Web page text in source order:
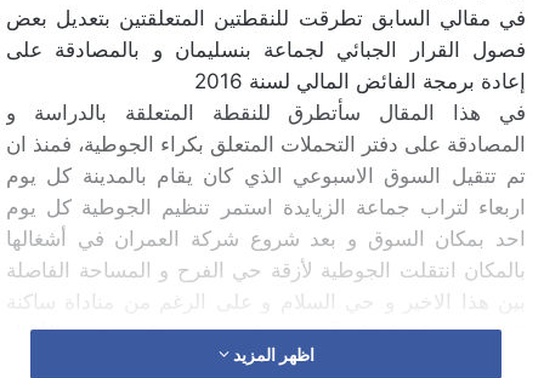
في مقالي السابق تطرقت للنقطتين المتعلقتين بتعديل بعض
فصول القرار الجبائي لجماعة بنسليمان و بالمصادقة على
إعادة برمجة الفائض المالي لسنة 2016
في هذا المقال سأتطرق للنقطة المتعلقة بالدراسة و
المصادقة على دفتر التحملات المتعلق بكراء الجوطية، فمنذ ان
تم تتقيل السوق الاسبوعي الذي كان يقام بالمدينة كل يوم
اربعاء لتراب جماعة الزيايدة استمر تنظيم الجوطية كل يوم
احد بمكان السوق و بعد شروع شركة العمران في أشغالها
بالمكان انتقلت الجوطية لأزقة حي الفرح و المساحة الفاصلة
بين هذا الاخير و حي السلام و على الرغم من مناداة ساكنة
الحيين بتنقيلها لمكان آخر و تخليصهم من الضوضاء و الأزبال
التي يخلفها باعة الدجاج و الاسماك و الخضر ، سيقدم
اظهر المزيد